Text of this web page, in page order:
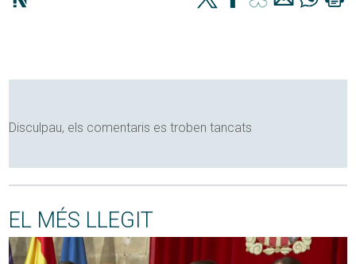
Disculpau, els comentaris es troben tancats
EL MÉS LLEGIT